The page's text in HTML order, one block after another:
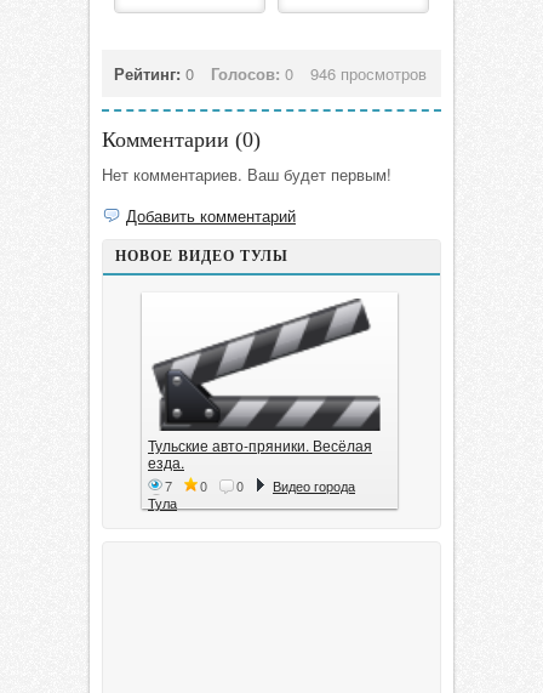
Рейтинг: 0 Голосов: 0 946 просмотров
Комментарии (0)
Нет комментариев. Ваш будет первым!
Добавить комментарий
НОВОЕ ВИДЕО ТУЛЫ
Тульские авто-пряники. Весёлая
езда.
7 0 0
Видео города
Тула